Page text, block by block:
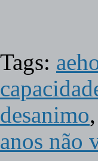
Tags:
desanimo,
anos não